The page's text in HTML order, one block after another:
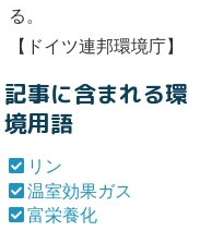
る。
【ドイツ連邦環境庁】
記事に含まれる環
境用語
リン
温室効果ガス
富栄養化